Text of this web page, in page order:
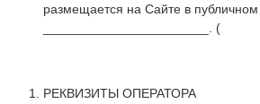
размещается на Сайте в публичном
_______________________. (
РЕКВИЗИТЫ ОПЕРАТОРА